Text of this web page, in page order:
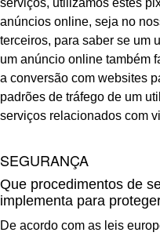
serviços, utilizamos estes
anúncios online, seja no
terceiros, para saber se um
um anúncio online também
a conversão com websites
padrões de tráfego de um
serviços relacionados com
SEGURANÇA
Que procedimentos de
implementa para
De acordo com as leis